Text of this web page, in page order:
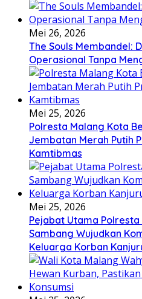
Mei 26, 2026
The Souls Membandel:
Operasional Tanpa
Mei 25, 2026
Polresta Malang Kota
Jembatan Merah Putih
Kamtibmas
Mei 25, 2026
Pejabat Utama
Sambang Wujudkan
Keluarga Korban